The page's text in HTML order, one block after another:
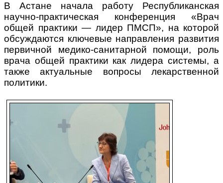
В Астане начала работу Республиканская
научно-практическая конференция «Врач
общей практики — лидер ПМСП», на которой
обсуждаются ключевые направления развития
первичной медико-санитарной помощи, роль
врача общей практики как лидера системы, а
также актуальные вопросы лекарственной
политики.